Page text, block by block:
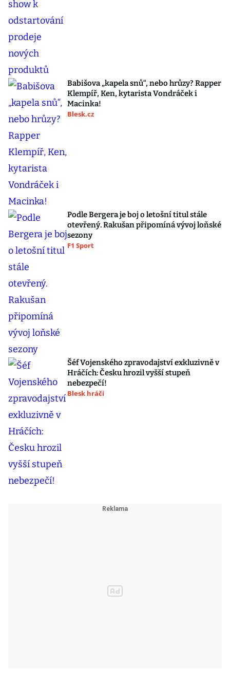
Babišova „kapela snů“, nebo hrůzy? Rapper
Klempíř, Ken, kytarista Vondráček i
Macinka!
Blesk.cz
Podle Bergera je boj o letošní titul stále
otevřený. Rakušan připomíná vývoj loňské
sezony
F1 Sport
Šéf Vojenského zpravodajství exkluzivně v
Hráčích: Česku hrozil vyšší stupeň
nebezpečí!
Blesk hráči